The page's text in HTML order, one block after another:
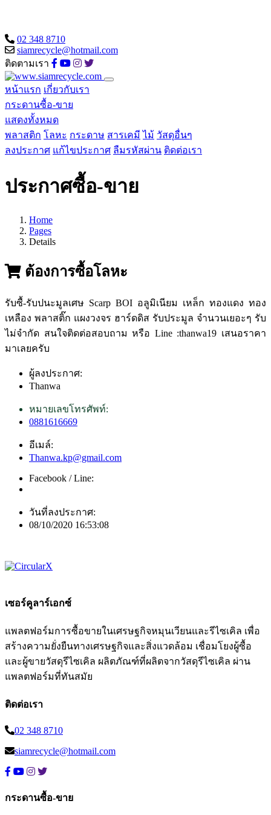
02 348 8710
siamrecycle@hotmail.com
ติดตามเรา
หน้าแรก เกี่ยวกับเรา
กระดานซื้อ-ขาย
แสดงทั้งหมด
พลาสติก โลหะ กระดาษ สารเคมี ไม้ วัสดุอื่นๆ
ลงประกาศ แก้ไขประกาศ ลืมรหัสผ่าน ติดต่อเรา
ประกาศซื้อ-ขาย
Home
Pages
Details
ต้องการซื้อโลหะ
รับซื้-รับปนะมูลเศษ Scarp BOI อลูมิเนียม เหล็ก ทองแดง ทอง
เหลือง พลาสติ๊ก แผงวงจร ฮาร์ดดิส รับประมูล จำนวนเยอะๆ รับ
ไม่จำกัด สนใจติดต่อสอบถาม หรือ Line :thanwa19 เสนอราคา
มาเลยครับ
ผู้ลงประกาศ:
Thanwa
หมายเลขโทรศัพท์:
0881616669
อีเมล์:
Thanwa.kp@gmail.com
Facebook / Line:
วันที่ลงประกาศ:
08/10/2020 16:53:08
เซอร์คูลาร์เอกซ์
แพลตฟอร์มการซื้อขายในเศรษฐกิจหมุนเวียนและรีไซเคิล เพื่อ
สร้างความยั่งยืนทางเศรษฐกิจและสิ่งแวดล้อม เชื่อมโยงผู้ซื้อ
และผู้ขายวัสดุรีไซเคิล ผลิตภัณฑ์ที่ผลิตจากวัสดุรีไซเคิล ผ่าน
แพลตฟอร์มที่ทันสมัย
ติดต่อเรา
02 348 8710
siamrecycle@hotmail.com
กระดานซื้อ-ขาย